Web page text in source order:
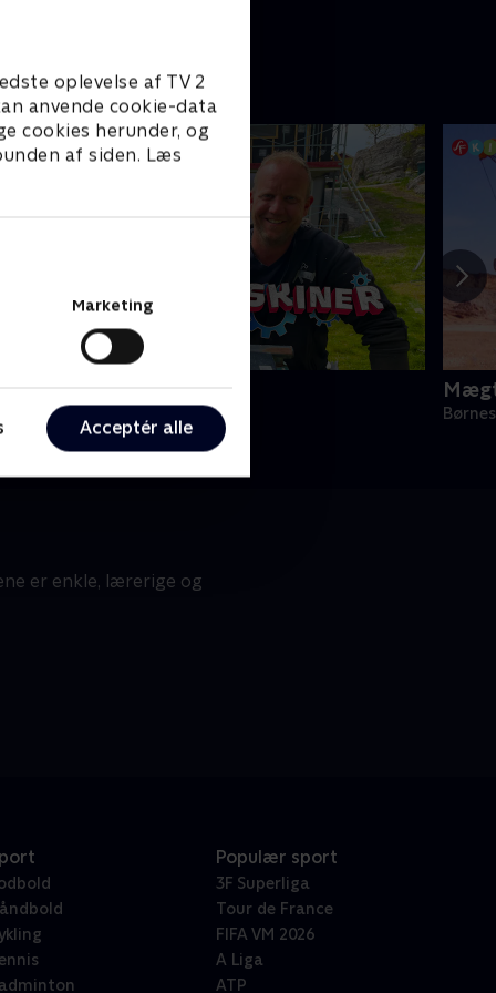
oplevelse af TV 2
anvende cookie-data
cookies herunder, og
af siden. Læs
Marketing
Acceptér alle
• 8 sæsoner
er enkle, lærerige og
Populær sport
3F Superliga
Tour de France
FIFA VM 2026
A Liga
ATP